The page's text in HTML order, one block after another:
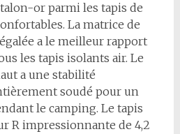
or parmi les tapis de
La matrice de
a le meilleur rapport
les tapis isolants air. Le
a une stabilité
soudé pour un
le camping. Le tapis
R impressionnante de 4,2